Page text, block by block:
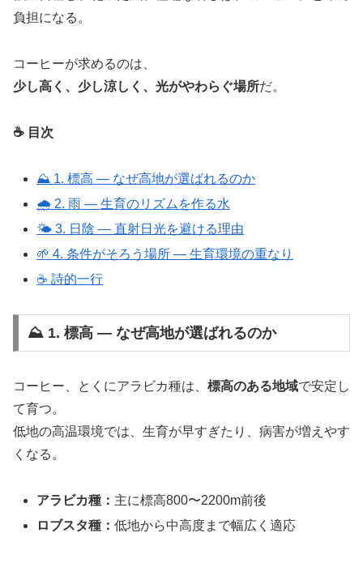
負担になる。
コーヒーが求めるのは、
少し高く、少し涼しく、光がやわらぐ場所だ。
☕ 目次
⛰️ 1. 標高 ― なぜ高地が選ばれるのか
🌧️ 2. 雨 ― 生育のリズムを作る水
🌤️ 3. 日陰 ― 直射日光を避ける理由
🌱 4. 条件がそろう場所 ― 生育環境の重なり
☕ 詩的一行
⛰️ 1. 標高 ― なぜ高地が選ばれるのか
コーヒー、とくにアラビカ種は、 標高のある地域で安定し
て育つ。
低地の高温環境では、生育が早すぎたり、病害が増えやす
くなる。
アラビカ種： 主に標高800〜2200m前後
ロブスタ種：低地から中高度まで幅広く適応